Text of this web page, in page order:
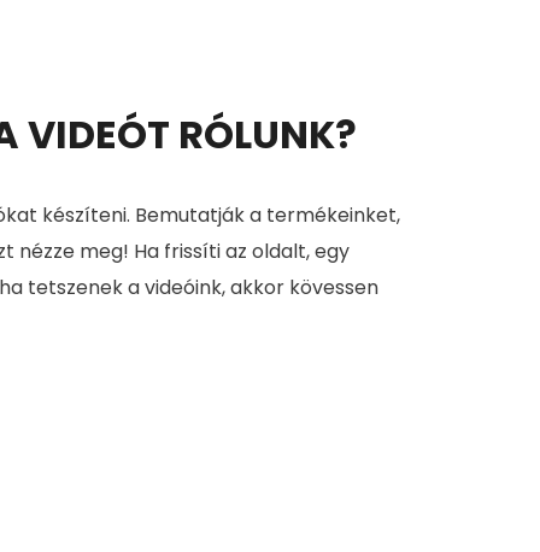
VIDEÓT RÓLUNK?
készíteni. Bemutatják a termékeinket,
nézze meg! Ha frissíti az oldalt, egy
tetszenek a videóink, akkor kövessen